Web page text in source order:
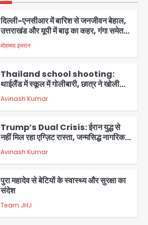
उत्तराखंड और यूपी में बाढ़ का कहर, गंगा समेत
कई नदियां उफान पर
मोहम्मद इमरान
थाईलैंड में स्कूल में गोलीबारी, छात्र ने खोली
फायर, दो की मौत, कई घायल
Avinash Kumar
नहीं मिल रहा एग्ज़िट रास्ता, जन्मसिद्ध नागरिकता
पर सुप्रीम कोर्ट को दी फिर चुनौती
Avinash Kumar
संदेश
Team JHJ